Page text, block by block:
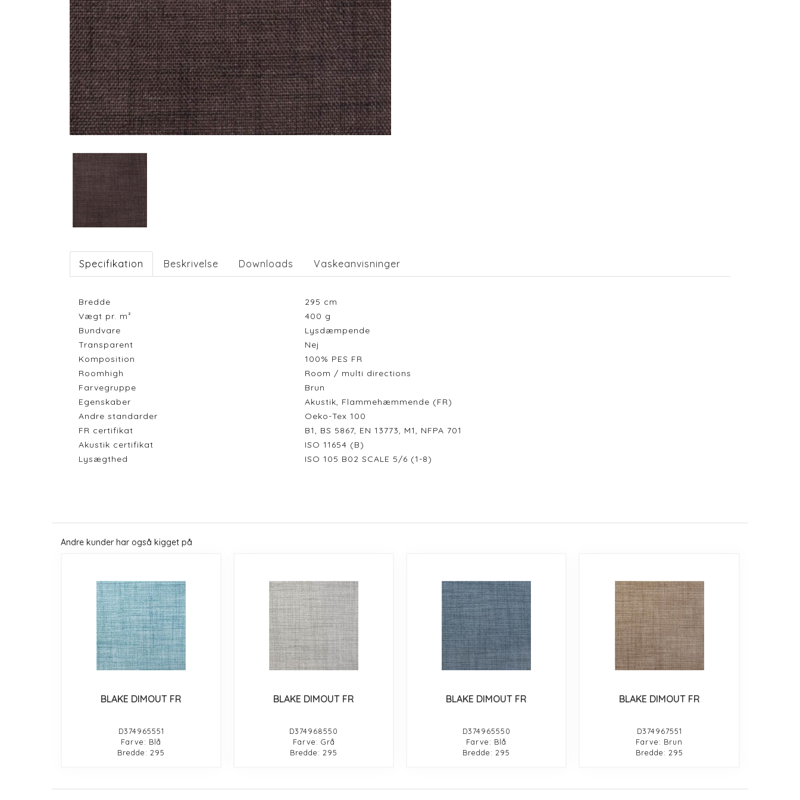
Specifikation Beskrivelse Downloads Vaskeanvisninger
Bredde 295 cm
Vægt pr. m²
400 g
Bundvare
Lysdæmpende
Transparent
Nej
Komposition
100% PES FR
Roomhigh
Room / multi directions
Farvegruppe
Brun
Egenskaber
Akustik, Flammehæmmende (FR)
Andre standarder
Oeko-Tex 100
FR certifikat
B1, BS 5867, EN 13773, M1, NFPA 701
Akustik certifikat
ISO 11654 (B)
Lysægthed
ISO 105 B02 SCALE 5/6 (1-8)
Andre kunder har også kigget på
BLAKE DIMOUT FR
D374965551
Farve: Blå
Bredde: 295
BLAKE DIMOUT FR
D374968550
Farve: Grå
Bredde: 295
BLAKE DIMOUT FR
D374965550
Farve: Blå
Bredde: 295
BLAKE DIMOUT FR
D374967551
Farve: Brun
Bredde: 295